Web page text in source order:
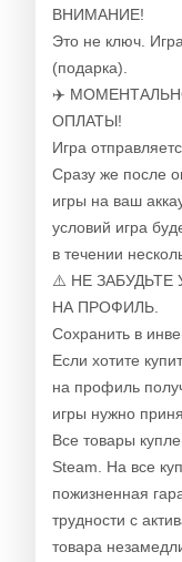
ВНИМАНИЕ!
Это не ключ.
(подарка).
✈️
ОПЛАТЫ!
Игра
Сразу же после
игры на ваш
условий игра
в течении
⚠️ НЕ ЗАБУДЬТЕ
НА ПРОФИЛЬ.
Сохранить в
Если хотите
на профиль
игры нужно
Все товары
Steam. На все
пожизненная
трудности с
товара